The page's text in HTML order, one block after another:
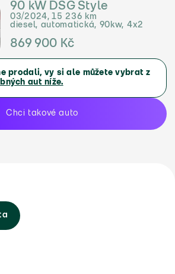
90 kW DSG Style
03/2024, 15 236 km
diesel, automatická, 90kw, 4x2
869 900 Kč
prodali, vy si ale můžete vybrat z
aut níže.
Chci takové auto